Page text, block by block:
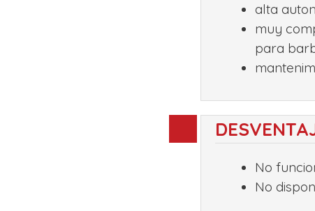
alta
muy
para
No
No